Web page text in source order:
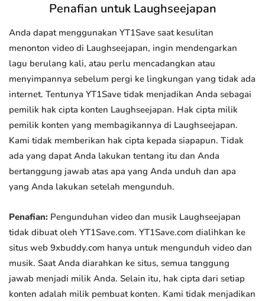
Penafian untuk Laughseejapan
Anda dapat menggunakan YT1Save saat kesulitan
menonton video di Laughseejapan, ingin mendengarkan
lagu berulang kali, atau perlu mencadangkan atau
menyimpannya sebelum pergi ke lingkungan yang tidak ada
internet. Tentunya YT1Save tidak menjadikan Anda sebagai
pemilik hak cipta konten Laughseejapan. Hak cipta milik
pemilik konten yang membagikannya di Laughseejapan.
Kami tidak memberikan hak cipta kepada siapapun. Tidak
ada yang dapat Anda lakukan tentang itu dan Anda
bertanggung jawab atas apa yang Anda unduh dan apa
yang Anda lakukan setelah mengunduh.
Penafian: Pengunduhan video dan musik Laughseejapan
tidak dibuat oleh YT1Save.com. YT1Save.com dialihkan ke
situs web 9xbuddy.com hanya untuk mengunduh video dan
musik. Saat Anda diarahkan ke situs, semua tanggung
jawab menjadi milik Anda. Selain itu, hak cipta dari setiap
konten adalah milik pembuat konten. Kami tidak menjadikan